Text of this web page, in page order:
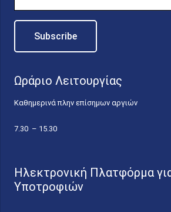
Ωράριο Λειτουργίας
Καθημερινά πλην επίσημων αργιών
7.30 – 15.30
Ηλεκτρονική Πλατφόρμα
Υποτροφιών